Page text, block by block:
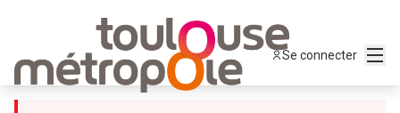
Se connecter